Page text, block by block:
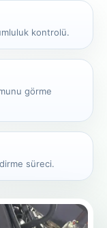
kontrolü.
görme
süreci.